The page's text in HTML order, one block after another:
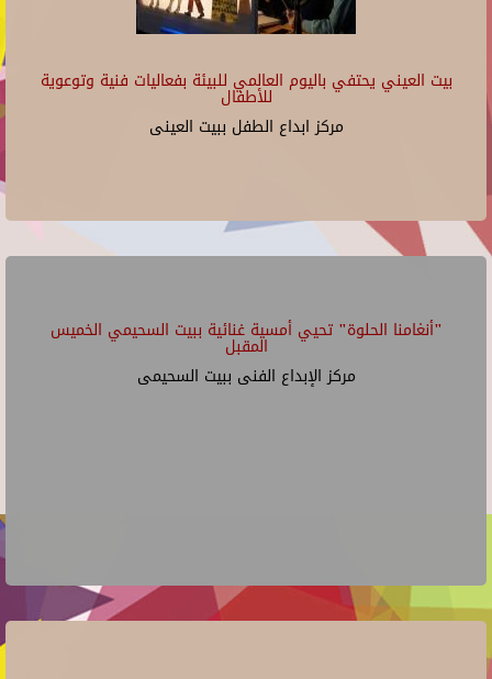
بيت العيني يحتفي باليوم العالمي للبيئة بفعاليات فنية وتوعوية
للأطفال
مركز ابداع الطفل ببيت العينى
"أنغامنا الحلوة" تحيي أمسية غنائية ببيت السحيمي الخميس
المقبل
مركز الإبداع الفنى ببيت السحيمى